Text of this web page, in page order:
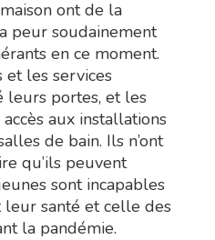
ont de la
peur soudainement
en ce moment.
et les services
leurs portes, et les
aux installations
de bain. Ils n’ont
qu’ils peuvent
sont incapables
leur santé et celle des
la pandémie.